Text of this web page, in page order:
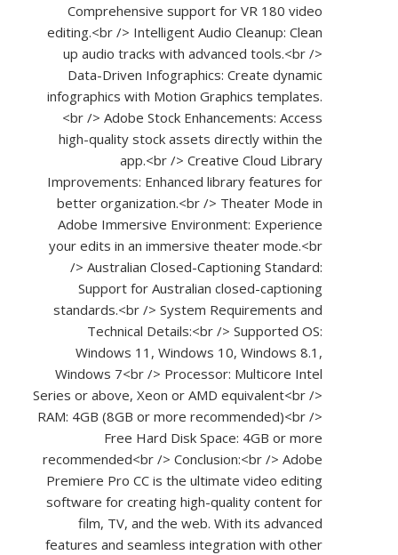
Comprehensive support for VR 180 video
editing.<br /> Intelligent Audio Cleanup: Clean
up audio tracks with advanced tools.<br />
Data-Driven Infographics: Create dynamic
infographics with Motion Graphics templates.
<br /> Adobe Stock Enhancements: Access
high-quality stock assets directly within the
app.<br /> Creative Cloud Library
Improvements: Enhanced library features for
better organization.<br /> Theater Mode in
Adobe Immersive Environment: Experience
your edits in an immersive theater mode.<br
/> Australian Closed-Captioning Standard:
Support for Australian closed-captioning
standards.<br /> System Requirements and
Technical Details:<br /> Supported OS:
Windows 11, Windows 10, Windows 8.1,
Windows 7<br /> Processor: Multicore Intel
Series or above, Xeon or AMD equivalent<br />
RAM: 4GB (8GB or more recommended)<br />
Free Hard Disk Space: 4GB or more
recommended<br /> Conclusion:<br /> Adobe
Premiere Pro CC is the ultimate video editing
software for creating high-quality content for
film, TV, and the web. With its advanced
features and seamless integration with other